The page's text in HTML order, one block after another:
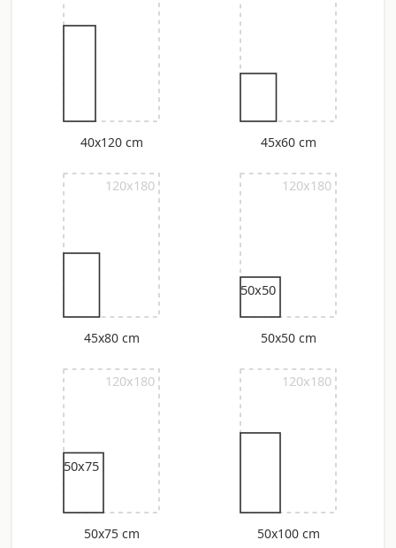
40x120 cm 45x60 cm
120x180
45x80 cm
120x180
50x50
50x50 cm
120x180
50x75
50x75 cm
120x180
50x100 cm